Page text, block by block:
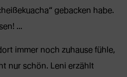
gebacken habe.
…
immer noch zuhause fühle,
nur schön. Leni erzählt